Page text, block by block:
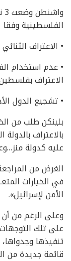
الفلسطينية
• الاعتراف
• عدم استخدام
الاعتراف
• تشجيع الدول
بلينكن طلب من
بالاعتراف
عليه كدولة
الغرض من
في الخيارات
الأمن لإسرائيل».
وعلى الرغم من أن
على تلك
تنفيذها
قائمة جديدة من